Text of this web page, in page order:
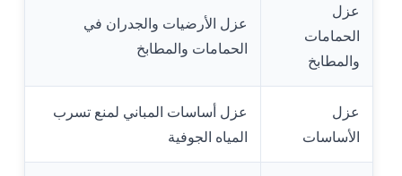
عزل
الحمامات
والمطابخ
عزل الأرضيات والجدران في
الحمامات والمطابخ
عزل
الأساسات
عزل أساسات المباني لمنع تسرب
المياه الجوفية